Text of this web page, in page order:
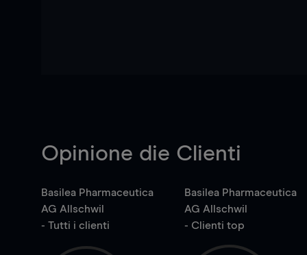
Opinione die Clienti
Basilea Pharmaceutica
AG Allschwil
- Tutti i clienti
Basilea Pharmaceutica
AG Allschwil
- Clienti top